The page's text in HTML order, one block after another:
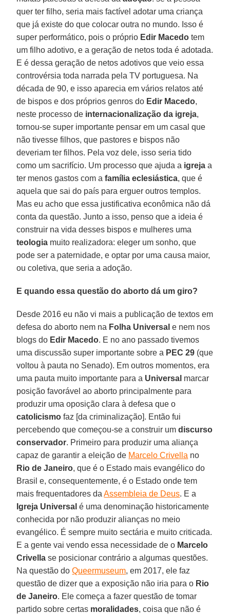
quer ter filho, seria mais factível adotar uma criança
que já existe do que colocar outra no mundo. Isso é
super performático, pois o próprio Edir Macedo tem
um filho adotivo, e a geração de netos toda é adotada.
E é dessa geração de netos adotivos que veio essa
controvérsia toda narrada pela TV portuguesa. Na
década de 90, e isso aparecia em vários relatos até
de bispos e dos próprios genros do Edir Macedo,
neste processo de internacionalização da igreja,
tornou-se super importante pensar em um casal que
não tivesse filhos, que pastores e bispos não
deveriam ter filhos. Pela voz dele, isso seria tido
como um sacrifício. Um processo que ajuda a igreja a
ter menos gastos com afamília eclesiástica, que é
aquela que sai do país para erguer outros templos.
Mas eu acho que essa justificativa econômica não dá
conta da questão. Junto a isso, penso que a ideia é
construir na vida desses bispos e mulheres uma
teologia muito realizadora: eleger um sonho, que
pode ser a paternidade, e optar por uma causa maior,
ou coletiva, que seria a adoção.
E quando essa questão do aborto dá um giro?
Desde 2016 eu não vi mais a publicação de textos em
defesa do aborto nem na Folha Universal e nem nos
blogs do Edir Macedo. E no ano passado tivemos
uma discussão super importante sobre a PEC 29 (que
voltou à pauta no Senado). Em outros momentos, era
uma pauta muito importante para a Universal marcar
posição favorável ao aborto principalmente para
produzir uma oposição clara à defesa que o
catolicismo faz [da criminalização]. Então fui
percebendo que começou-se a construir umdiscurso
conservador. Primeiro para produzir uma aliança
capaz de garantir a eleição de Marcelo Crivella no
Rio de Janeiro, que é o Estado mais evangélico do
Brasil e, consequentemente, é o Estado onde tem
mais frequentadores daAssembleia de Deus. E a
Igreja Universal é uma denominação historicamente
conhecida por não produzir alianças no meio
evangélico. É sempre muito sectária e muito criticada.
E a gente vai vendo essa necessidade de o Marcelo
Crivella se posicionar contrário a algumas questões.
Na questão doQueermuseum, em 2017, ele faz
questão de dizer que a exposição não iria para o Rio
de Janeiro. Ele começa a fazer questão de tomar
partido sobre certas moralidades, coisa que não é